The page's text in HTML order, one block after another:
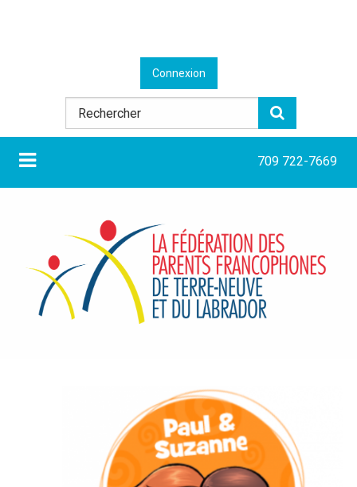
Connexion
709 722-7669